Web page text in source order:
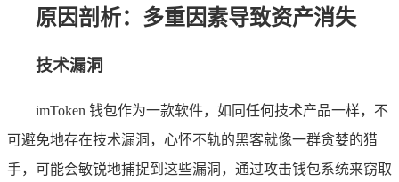
原因剖析：多重因素导致资产消失
技术漏洞
imToken 钱包作为一款软件，如同任何技术产品一样，不
可避免地存在技术漏洞，心怀不轨的黑客就像一群贪婪的猎
手，可能会敏锐地捕捉到这些漏洞，通过攻击钱包系统来窃取